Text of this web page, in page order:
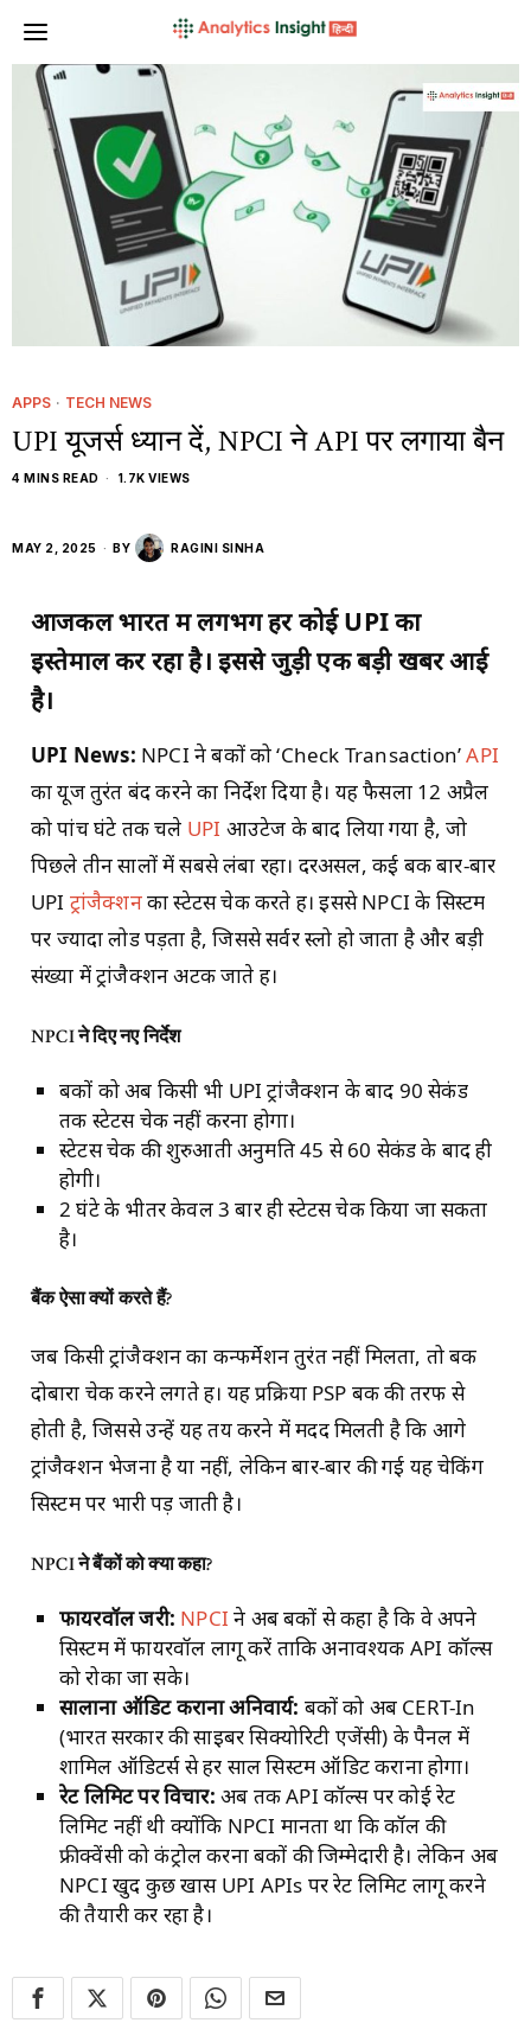
APPS · TECH NEWS
UPI यूजर्स ध्यान दें, NPCI ने API पर लगाया बैन
4 MINS READ 1.7K VIEWS
MAY 2, 2025 BY RAGINI SINHA
आजकल भारत में लगभग हर कोई UPI का
इस्तेमाल कर रहा है। इससे जुड़ी एक बड़ी खबर आई
है।
UPI News: NPCI ने बैंकों को ‘Check Transaction’API
का यूज तुरंत बंद करने का निर्देश दिया है। यह फैसला 12 अप्रैल
को पांच घंटे तक चले UPI आउटेज के बाद लिया गया है, जो
पिछले तीन सालों में सबसे लंबा रहा। दरअसल, कई बैंक बार-बार
UPI ट्रांजैक्शनका स्टेटस चेक करते हैं। इससे NPCI के सिस्टम
पर ज्यादा लोड पड़ता है, जिससे सर्वर स्लो हो जाता है और बड़ी
संख्या में ट्रांजैक्शन अटक जाते हैं।
NPCIने दिए नए निर्देश
बैंकों को अब किसी भी UPI ट्रांजैक्शन के बाद 90 सेकंड
तक स्टेटस चेक नहीं करना होगा।
स्टेटस चेक की शुरुआती अनुमति 45 से 60 सेकंड के बाद ही
होगी।
2 घंटे के भीतर केवल 3 बार ही स्टेटस चेक किया जा सकता
है।
बैंक ऐसा क्यों करते हैं?
जब किसी ट्रांजैक्शन का कन्फर्मेशन तुरंत नहीं मिलता, तो बैंक
दोबारा चेक करने लगते हैं। यह प्रक्रिया PSP बैंक की तरफ से
होती है, जिससे उन्हें यह तय करने में मदद मिलती है कि आगे
ट्रांजैक्शन भेजना है या नहीं, लेकिन बार-बार की गई यह चेकिंग
सिस्टम पर भारी पड़ जाती है।
NPCIने बैंकों को क्या कहा?
फायरवॉल जरूरी: NPCI ने अब बैंकों से कहा है कि वे अपने
सिस्टम में फायरवॉल लागू करें ताकि अनावश्यक API कॉल्स
को रोका जा सके।
सालाना ऑडिट कराना अनिवार्य: बैंकों को अब CERT-In
(भारत सरकार की साइबर सिक्योरिटी एजेंसी) के पैनल में
शामिल ऑडिटर्स से हर साल सिस्टम ऑडिट कराना होगा।
रेट लिमिट पर विचार: अब तक API कॉल्स पर कोई रेट
लिमिट नहीं थी क्योंकि NPCI मानता था कि कॉल की
फ्रीक्वेंसी को कंट्रोल करना बैंकों की जिम्मेदारी है। लेकिन अब
NPCI खुद कुछ खास UPI APIs पर रेट लिमिट लागू करने
की तैयारी कर रहा है।